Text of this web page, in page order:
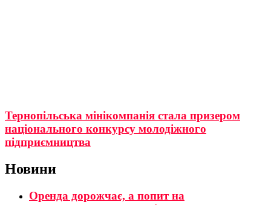
Тернопільська мінікомпанія стала призером
національного конкурсу молодіжного
підприємництва
Новини
Оренда дорожчає, а попит на